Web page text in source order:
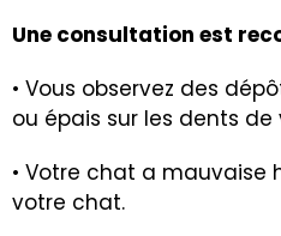
Une consultation est
• Vous observez des
ou épais sur les dents
• Votre chat a mauvaise
votre chat.